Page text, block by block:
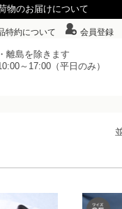
物のお届けについて
特約について 会員登録
離島を除きます
～17:00（平日のみ）